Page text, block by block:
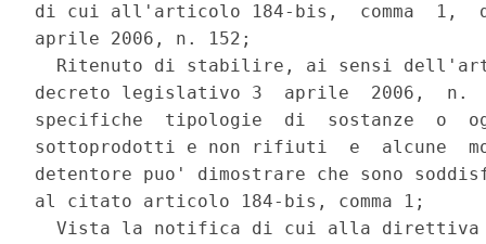
di cui all'articolo 184-bis,  comma  1,
aprile 2006, n. 152;
Ritenuto di stabilire, ai sensi
decreto legislativo 3  aprile  2006,
specifiche  tipologie  di  sostanze  o
sottoprodotti e non rifiuti  e  alcune
detentore puo' dimostrare che sono
al citato articolo 184-bis, comma 1;
Vista la notifica di cui alla